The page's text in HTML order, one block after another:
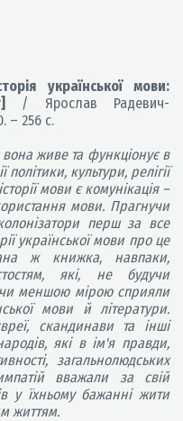
української мови:
/ Ярослав Радевич-
– 256 с.
живе та функціонує в
політики, культури, релігії
мови є комунікація –
мови. Прагнучи
перш за все
української мови про це
ж книжка, навпаки,
які, не будучи
меншою мірою сприяли
мови й літератури.
скандинави та інші
які в ім'я правди,
загальнолюдських
вважали за свій
у їхньому бажанні жити
життям.